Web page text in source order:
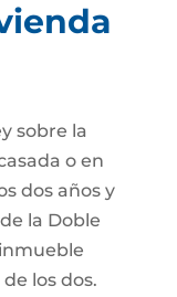
sobre la
o en
dos años y
la Doble
los dos.